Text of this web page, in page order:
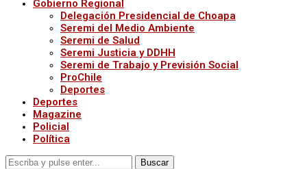
Gobierno Regional
Delegación Presidencial de Choapa
Seremi del Medio Ambiente
Seremi de Salud
Seremi Justicia y DDHH
Seremi de Trabajo y Previsión Social
ProChile
Deportes
Deportes
Magazine
Policial
Política
Buscar